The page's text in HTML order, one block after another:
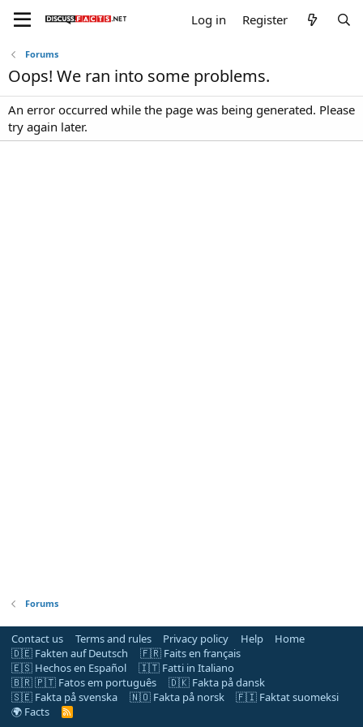
Log in Register
Forums
Oops! We ran into some problems.
An error occurred while the page was being generated. Please
try again later.
Forums
Contact us Terms and rules Privacy policy Help
Home
🇩🇪 Fakten auf Deutsch
🇫🇷 Faits en français
🇪🇸 Hechos en Español
🇮🇹 Fatti in Italiano
🇧🇷 🇵🇹 Fatos em português
🇩🇰 Fakta på dansk
🇸🇪 Fakta på svenska
🇳🇴 Fakta på norsk
🇫🇮 Faktat suomeksi
🌍 Facts
R